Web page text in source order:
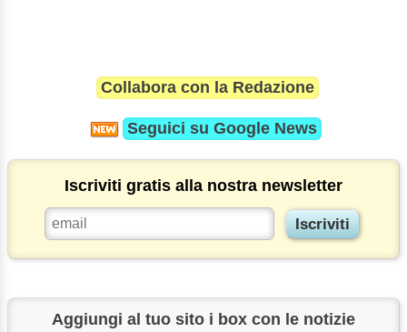
Collabora con la Redazione
Seguici su Google News
Iscriviti gratis alla nostra newsletter
Aggiungi al tuo sito i box con le notizie